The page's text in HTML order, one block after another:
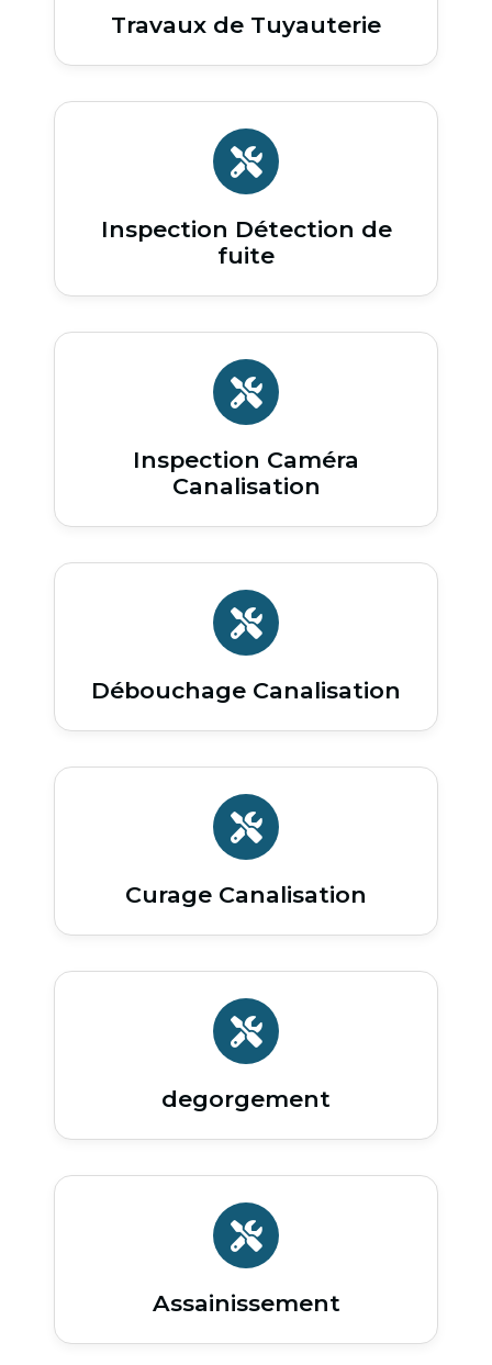
Travaux de Tuyauterie
Inspection Détection de
fuite
Inspection Caméra
Canalisation
Débouchage Canalisation
Curage Canalisation
degorgement
Assainissement